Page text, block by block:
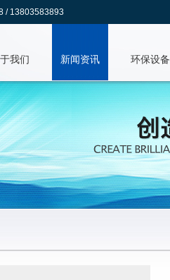
/ 13803583893
我们 新闻资讯 环保设备